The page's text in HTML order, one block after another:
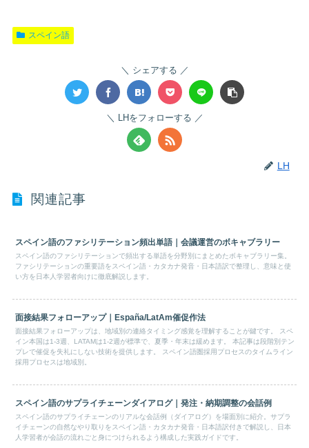
スペイン語
シェアする
LHをフォローする
LH
関連記事
スペイン語のファシリテーション頻出単語｜会議運営のボキャブラリー
スペイン語のファシリテーションで頻出する単語を分野別にまとめたボキャブラリー集。
ファシリテーションの重要語をスペイン語・カタカナ発音・日本語訳で整理し、意味と使
い方を日本人学習者向けに徹底解説します。
面接結果フォローアップ｜España/LatAm催促作法
面接結果フォローアップは、地域別の連絡タイミング感覚を理解することが鍵です。 スペ
イン本国は1-3週、LATAMは1-2週が標準で、夏季・年末は緩めます。 本記事は段階別テン
プレで催促を失礼にしない技術を提供します。 スペイン語圏採用プロセスのタイムライン
採用プロセスは地域別。
スペイン語のサプライチェーンダイアログ｜発注・納期調整の会話例
スペイン語のサプライチェーンのリアルな会話例（ダイアログ）を場面別に紹介。サプラ
イチェーンの自然なやり取りをスペイン語・カタカナ発音・日本語訳付きで解説し、日本
人学習者が会話の流れごと身につけられるよう構成した実践ガイドです。